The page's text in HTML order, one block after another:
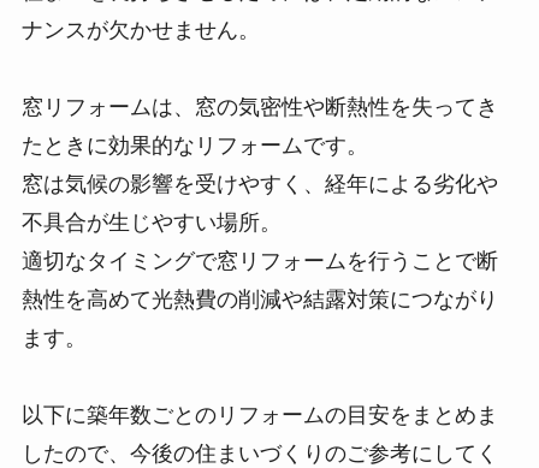
ナンスが欠かせません。
窓リフォームは、窓の気密性や断熱性を失ってき
たときに効果的なリフォームです。
窓は気候の影響を受けやすく、経年による劣化や
不具合が生じやすい場所。
適切なタイミングで窓リフォームを行うことで断
熱性を高めて光熱費の削減や結露対策につながり
ます。
以下に築年数ごとのリフォームの目安をまとめま
したので、今後の住まいづくりのご参考にしてく